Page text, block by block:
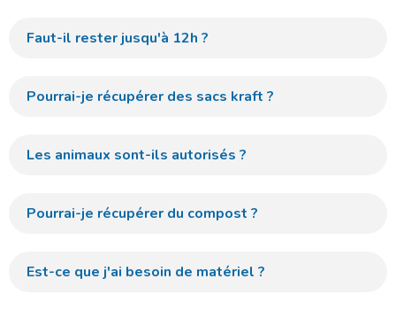
Faut-il rester jusqu'à 12h ?
Pourrai-je récupérer des sacs kraft ?
Les animaux sont-ils autorisés ?
Pourrai-je récupérer du compost ?
Est-ce que j'ai besoin de matériel ?